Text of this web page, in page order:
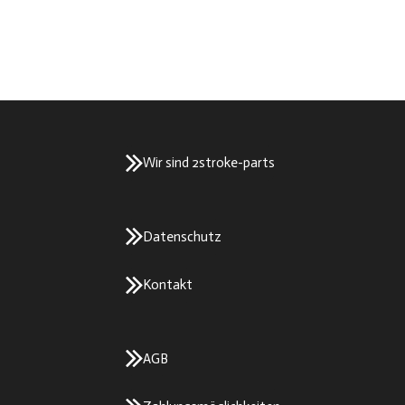
Wir sind 2stroke-parts
Datenschutz
Kontakt
AGB